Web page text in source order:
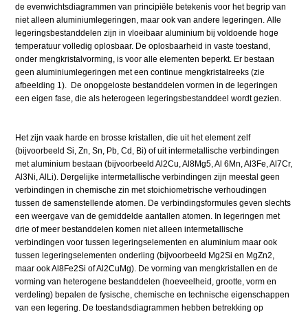
de evenwichtsdiagrammen van principiële betekenis voor het begrip van
niet alleen aluminiumlegeringen, maar ook van andere legeringen. Alle
legeringsbestanddelen zijn in vloeibaar aluminium bij voldoende hoge
temperatuur volledig oplosbaar. De oplosbaarheid in vaste toestand,
onder mengkristalvorming, is voor alle elementen beperkt. Er bestaan
geen aluminiumlegeringen met een continue mengkristalreeks (zie
afbeelding 1). De onopgeloste bestanddelen vormen in de legeringen
een eigen fase, die als heterogeen legeringsbestanddeel wordt gezien.
Het zijn vaak harde en brosse kristallen, die uit het element zelf
(bijvoorbeeld Si, Zn, Sn, Pb, Cd, Bi) of uit intermetallische verbindingen
met aluminium bestaan (bijvoorbeeld Al2Cu, Al8Mg5, Al 6Mn, Al3Fe, Al7Cr,
Al3Ni, AlLi). Dergelijke intermetallische verbindingen zijn meestal geen
verbindingen in chemische zin met stoichiometrische verhoudingen
tussen de samenstellende atomen. De verbindingsformules geven slechts
een weergave van de gemiddelde aantallen atomen. In legeringen met
drie of meer bestanddelen komen niet alleen intermetallische
verbindingen voor tussen legeringselementen en aluminium maar ook
tussen legeringselementen onderling (bijvoorbeeld Mg2Si en MgZn2,
maar ook Al8Fe2Si of Al2CuMg). De vorming van mengkristallen en de
vorming van heterogene bestanddelen (hoeveelheid, grootte, vorm en
verdeling) bepalen de fysische, chemische en technische eigenschappen
van een legering. De toestandsdiagrammen hebben betrekking op